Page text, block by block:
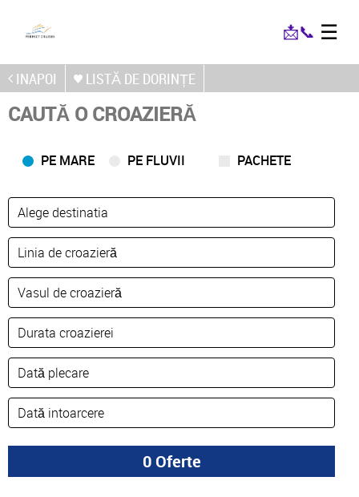
📩📞 ☰
INAPOI LISTĂ DE DORINȚE
CAUTĂ O CROAZIERĂ
PE MARE PE FLUVII PACHETE